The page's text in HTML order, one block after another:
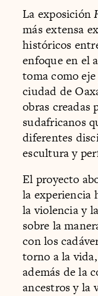
La exposición
más extensa
históricos
enfoque en el
toma como
ciudad de
obras creadas
sudafricanos
diferentes
escultura y
El proyecto
la experiencia
la violencia y
sobre la
con los
torno a la
además de la
ancestros y la